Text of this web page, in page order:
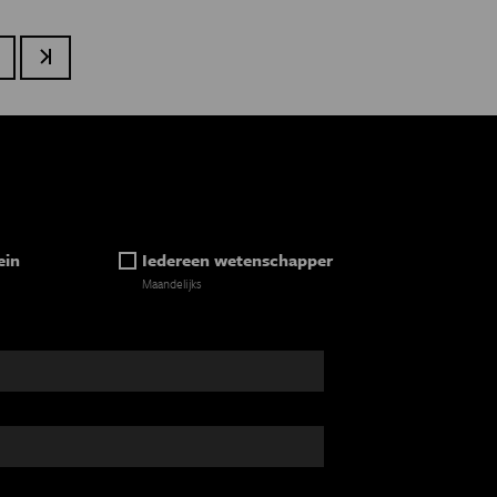
pagina
Laatste pagina
Iedereen wetenschapper
Maandelijks